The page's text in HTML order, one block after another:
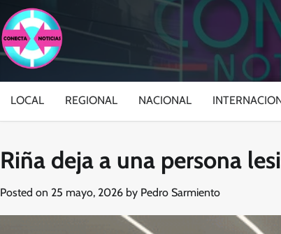
to
content
LOCAL REGIONAL NACIONAL
Riña deja a una persona
Posted on 25 mayo, 2026 by Pedro Sarmiento